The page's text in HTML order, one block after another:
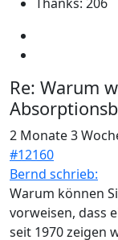
Re: Warum
2 Monate 3
#12160
Bernd schrieb:
Warum können
vorweisen, dass
seit 1970 zeigen